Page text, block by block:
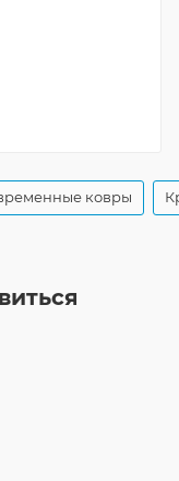
ковры